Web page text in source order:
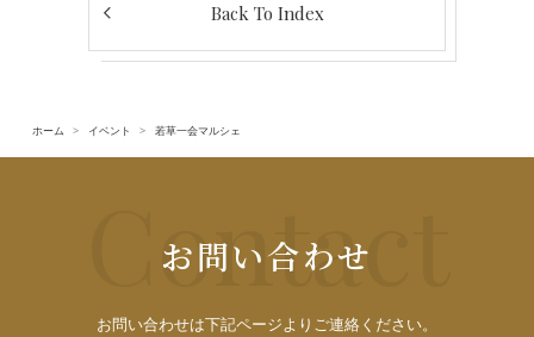
Back To Index
ホーム イベント 若草一会マルシェ
Contact
お問い合わせ
お問い合わせは下記ページよりご連絡ください。